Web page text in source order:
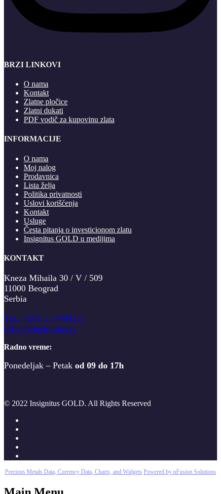
BRZI LINKOVI
O nama
Kontakt
Zlatne pločice
Zlatni dukati
PDF vodič za kupovinu zlata
INFORMACIJE
O nama
Moj nalog
Prodavnica
Lista želja
Politika privatnosti
Uslovi korišćenja
Kontakt
Usluge
Česta pitanja o investicionom zlatu
Insignitus GOLD u medijima
KONTAKT
Kneza Mihaila 30 / V / 509
11000 Beograd
Serbia
Tel.: +381 11 4404521
office@insignitus.rs
Radno vreme:
Ponedeljak – Petak od 09 do 17h
© 2022 Insignitus GOLD. All Rights Reserved
Precious Metals Data, Currency Data, Charts, and Widgets Powered by nFusion Solutions